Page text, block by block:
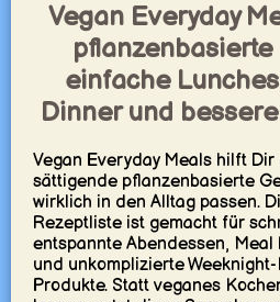
Vegan Everyday
einfache
Dinner und
Vegan Everyday Meals hilft
sättigende pflanzenbasierte
wirklich in den Alltag passen.
Rezeptliste ist gemacht für
entspannte Abendessen,
und unkomplizierte
Produkte. Statt veganes